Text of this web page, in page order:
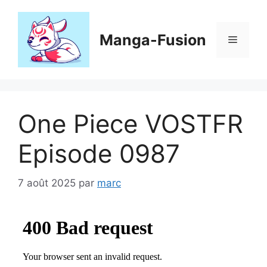
contenu
Manga-Fusion Menu
One Piece VOSTFR
Episode 0987
7 août 2025 par marc